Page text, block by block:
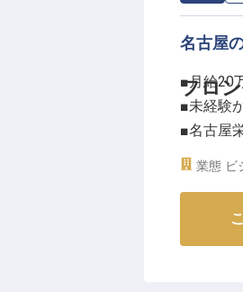
フロ
名古屋
■月給20
■未経験
■名古屋
■充実の
名古屋
す。フロ
業態 ビ